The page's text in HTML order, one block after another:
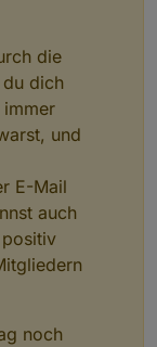
die
du dich
und
E-Mail
auch
positiv
noch